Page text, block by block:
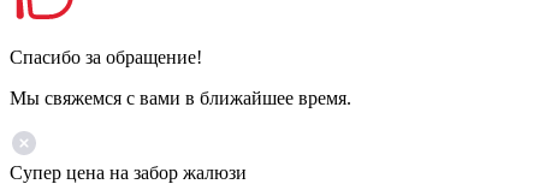
Спасибо за обращение!
Мы свяжемся с вами в ближайшее время.
Супер цена на забор жалюзи